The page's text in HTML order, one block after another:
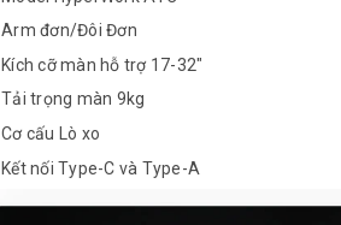
Arm đơn/Đôi Đơn
Kích cỡ màn hỗ trợ 17-32"
Tải trọng màn 9kg
Cơ cấu Lò xo
Kết nối Type-C và Type-A